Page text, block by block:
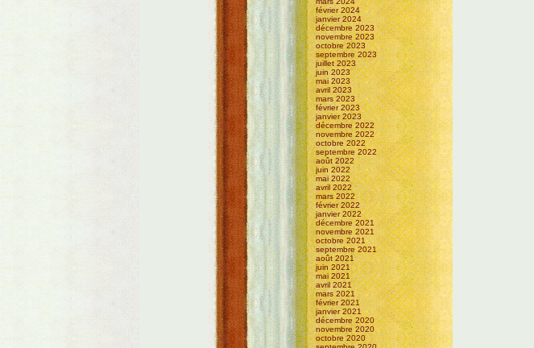
février 2024
janvier 2024
décembre 2023
novembre 2023
octobre 2023
septembre 2023
juillet 2023
juin 2023
mai 2023
avril 2023
mars 2023
février 2023
janvier 2023
décembre 2022
novembre 2022
octobre 2022
septembre 2022
août 2022
juin 2022
mai 2022
avril 2022
mars 2022
février 2022
janvier 2022
décembre 2021
novembre 2021
octobre 2021
septembre 2021
août 2021
juin 2021
mai 2021
avril 2021
mars 2021
février 2021
janvier 2021
décembre 2020
novembre 2020
octobre 2020